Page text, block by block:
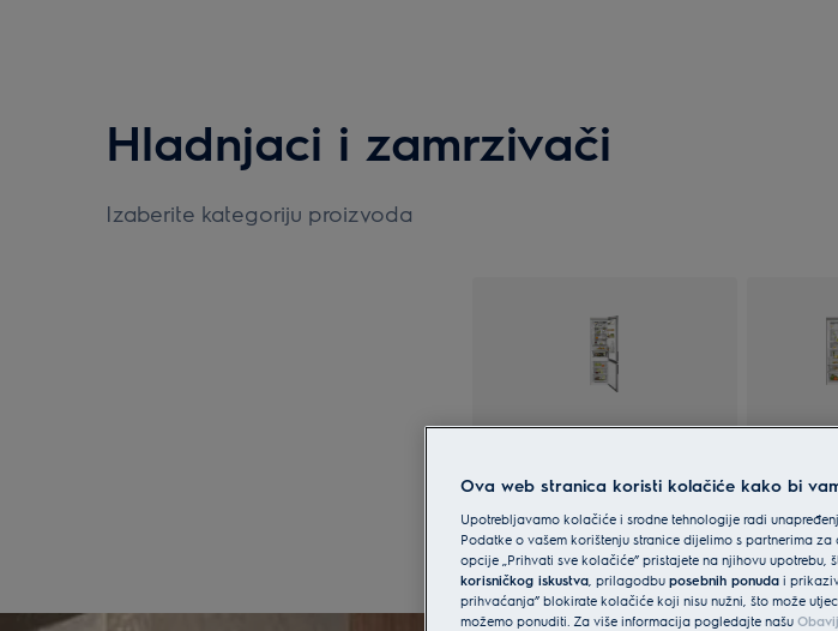
Hladnjaci i zamrzivači
Izaberite kategoriju proizvoda
Ova web stranica koristi kolačiće kako bi
Upotrebljavamo kolačiće i srodne tehnologije radi
Podatke o vašem korištenju stranice dijelimo s partnerima
opcije „Prihvati sve kolačiće” pristajete na njihovu upotrebu,
korisničkog iskustva , prilagodbu posebnih ponuda i
prihvaćanja” blokirate kolačiće koji nisu nužni, što može
možemo ponuditi. Za više informacija pogledajte našu